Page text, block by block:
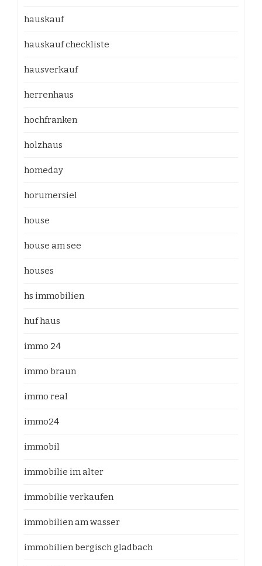
hauskauf
hauskauf checkliste
hausverkauf
herrenhaus
hochfranken
holzhaus
homeday
horumersiel
house
house am see
houses
hs immobilien
huf haus
immo 24
immo braun
immo real
immo24
immobil
immobilie im alter
immobilie verkaufen
immobilien am wasser
immobilien bergisch gladbach